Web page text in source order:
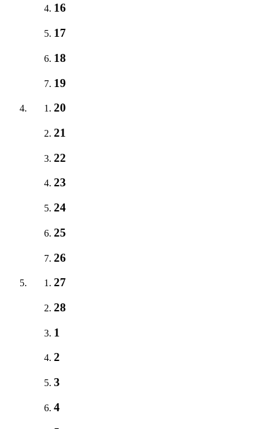
16
17
18
19
20
21
22
23
24
25
26
27
28
1
2
3
4